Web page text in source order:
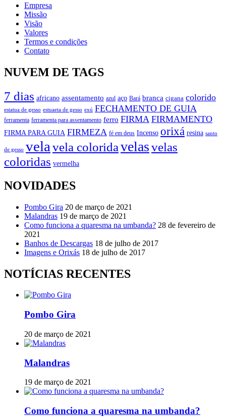
Empresa
Missão
Visão
Valores
Termos e condições
Contato
NUVEM DE TAGS
7 dias africano assentamento azul aço Bará branca cigana colorido
estatua de gesso estuaeta de gesso exú FECHAMENTO DE GUIA
ferramenta ferramenta para assentamento ferro FIRMA FIRMAMENTO
FIRMA PARA GUIA FIRMEZA fé em deus Incenso orixá resina santo
de gesso vela vela coloridavelasvelas
coloridas vermelha
NOVIDADES
Pombo Gira 20 de março de 2021
Malandras 19 de março de 2021
Como funciona a quaresma na umbanda? 28 de fevereiro de
2021
Banhos de Descargas 18 de julho de 2017
Imagens e Orixás 18 de julho de 2017
NOTÍCIAS RECENTES
Pombo Gira
20 de março de 2021
Malandras
19 de março de 2021
Como funciona a quaresma na umbanda?